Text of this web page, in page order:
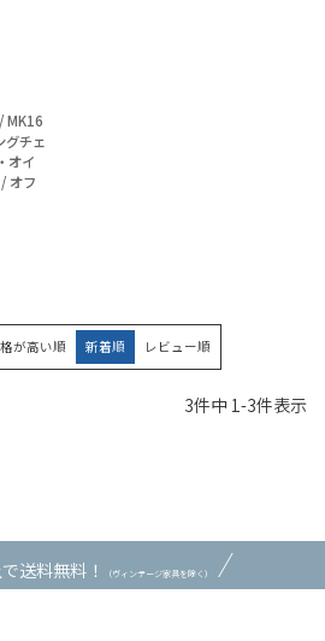
MK16
チェ
オイ
オフ
が高い順 新着順 レビュー順
3件中 1-3件表示
送料無料！ （ヴィンテージ家具を除く）